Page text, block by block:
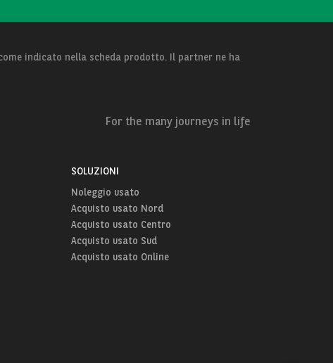
indicato nella scheda prodotto. Il partner ne ha
For the many journeys in life
SOLUZIONI
Noleggio usato
Acquisto usato Nord
Acquisto usato Centro
Acquisto usato Sud
Acquisto usato Online